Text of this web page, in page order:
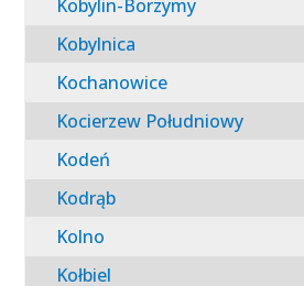
Kobylin-Borzymy
Kobylnica
Kochanowice
Kocierzew Południowy
Kodeń
Kodrąb
Kolno
Kołbiel